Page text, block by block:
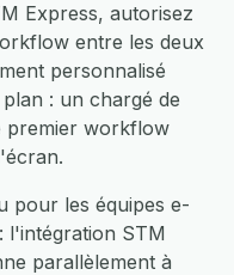
Express, autorisez
entre les deux
personnalisé
: un chargé de
premier workflow
pour les équipes e-
l'intégration STM
parallèlement à